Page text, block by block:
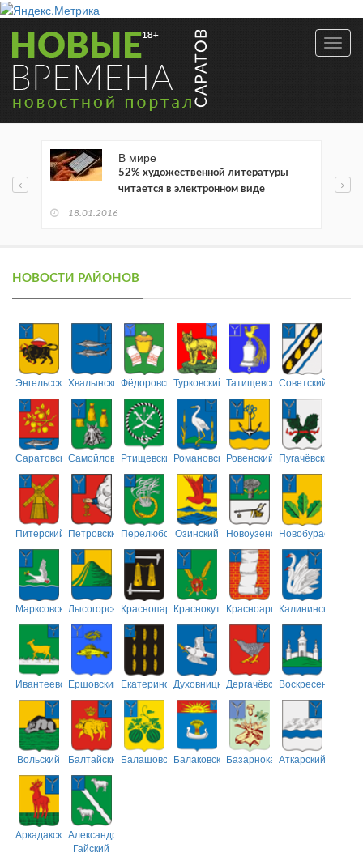
В мире
52% художественной литературы
читается в электронном виде
18.01.2016
НОВОСТИ РАЙОНОВ
ЭнгельсскийХвалынскийФёдоровскийТурковский ТатищевскийСоветский
СаратовскийСамойловскийРтищевскийРомановскийРовенский Пугачёвский
Питерский ПетровскийПерелюбскийОзинский НовоузенскийНовобурасский
МарксовскийЛысогорскийКраснопартизанский
КраснокутскийКрасноармейский
Калининский
ИвантеевскийЕршовский ЕкатериновскийДуховницкийДергачёвскийВоскресенский
Вольский БалтайскийБалашовскийБалаковскийБазарнокарабулакский
Аткарский
АркадакскийАлександрово-
Гайский